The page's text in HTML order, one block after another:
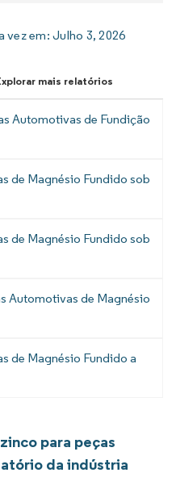
vez em:Julho 3, 2026
mais relatórios
Automotivas de Fundição
de Magnésio Fundido sob
de Magnésio Fundido sob
Automotivas de Magnésio
de Magnésio Fundido a
para peças
da indústria